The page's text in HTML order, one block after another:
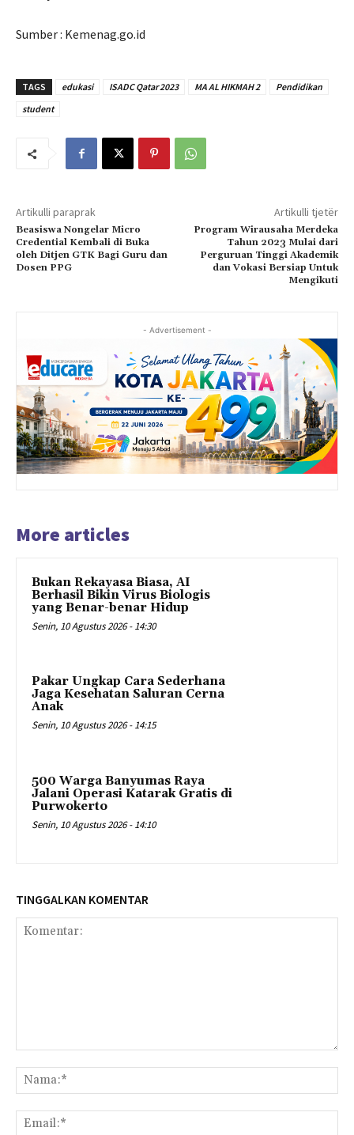
Sumber : Kemenag.go.id
TAGS edukasi ISADC Qatar 2023 MA AL HIKMAH 2
Pendidikan
student
Artikulli paraprak
Beasiswa Nongelar Micro
Credential Kembali di Buka
oleh Ditjen GTK Bagi Guru dan
Dosen PPG
Artikulli tjetër
Program Wirausaha Merdeka
Tahun 2023 Mulai dari
Perguruan Tinggi Akademik
dan Vokasi Bersiap Untuk
Mengikuti
- Advertisement -
More articles
Bukan Rekayasa Biasa, AI
Berhasil Bikin Virus Biologis
yang Benar-benar Hidup
Senin, 10 Agustus 2026 - 14:30
Pakar Ungkap Cara Sederhana
Jaga Kesehatan Saluran Cerna
Anak
Senin, 10 Agustus 2026 - 14:15
500 Warga Banyumas Raya
Jalani Operasi Katarak Gratis di
Purwokerto
Senin, 10 Agustus 2026 - 14:10
TINGGALKAN KOMENTAR